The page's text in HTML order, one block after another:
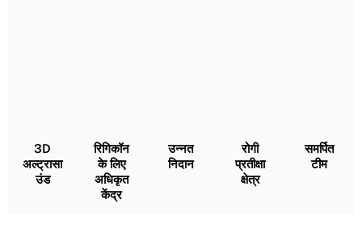
3D
अल्ट्रासा
उंड
रिगिकॉन
के लिए
अधिकृत
केंद्र
उन्नत
निदान
रोगी
प्रतीक्षा
क्षेत्र
समर्पित
टीम